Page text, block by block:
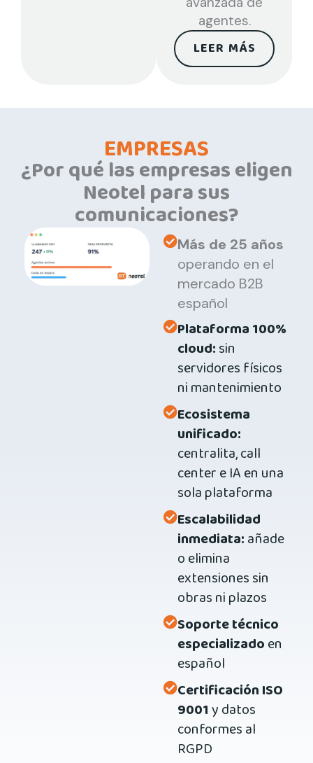
agentes.
LEER MÁS
EMPRESAS
¿Por qué las empresas eligen
Neotel para sus
comunicaciones?
Más de 25 años
operando en el
mercado B2B
español
Plataforma 100%
cloud:sin
servidores físicos
ni mantenimiento
Ecosistema
unificado:
centralita, call
center e IA en una
sola plataforma
Escalabilidad
inmediata:añade
o elimina
extensiones sin
obras ni plazos
Soporte técnico
especializadoen
español
Certificación ISO
9001y datos
conformes al
RGPD